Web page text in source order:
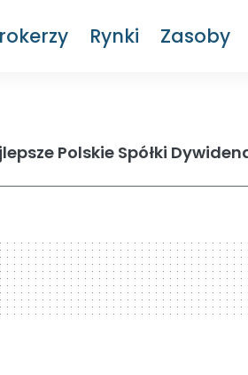
Rynki Zasoby
Polskie Spółki